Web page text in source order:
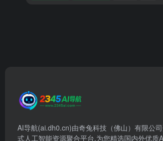
AI导航(ai.dh0.cn)由奇兔科技（佛山）有限公
式人工智能资源聚合平台,为您精选国内外优质